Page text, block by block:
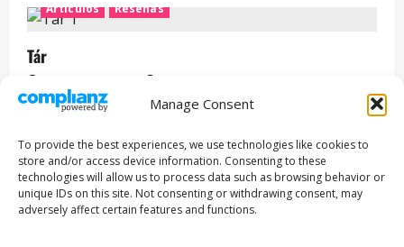
Manage Consent
To provide the best experiences, we use technologies like cookies to
store and/or access device information. Consenting to these
technologies will allow us to process data such as browsing behavior or
unique IDs on this site. Not consenting or withdrawing consent, may
adversely affect certain features and functions.
Artículos
Reseñas
Tár
Entrevista
Series
ENCUENTROS CON IVÁN URIEL T3E22: JUAN PATRICIO
RIVEROLL
Filmakersmovie 5 mayo, 2026